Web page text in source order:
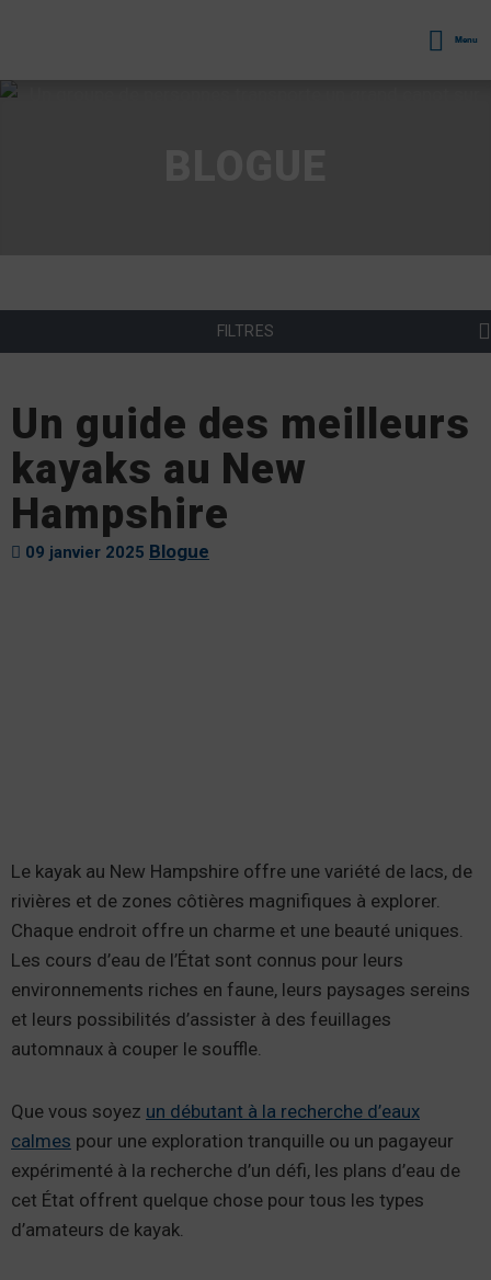
Menu
FILTRES
Un guide des meilleurs
kayaks au New
Hampshire
09 janvier 2025 Blogue
Le kayak au New Hampshire offre une variété de lacs, de
rivières et de zones côtières magnifiques à explorer.
Chaque endroit offre un charme et une beauté uniques.
Les cours d’eau de l’État sont connus pour leurs
environnements riches en faune, leurs paysages sereins
et leurs possibilités d’assister à des feuillages
automnaux à couper le souffle.
Que vous soyez un débutant à la recherche d’eaux
calmes pour une exploration tranquille ou un pagayeur
expérimenté à la recherche d’un défi, les plans d’eau de
cet État offrent quelque chose pour tous les types
d’amateurs de kayak.